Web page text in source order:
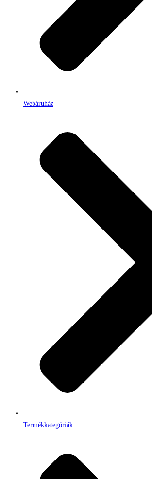
Webáruház
Termékkategóriák